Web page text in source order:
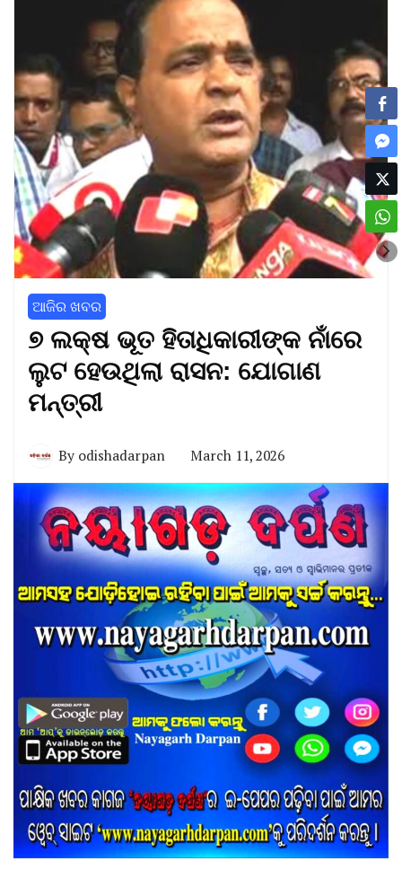
ଆଜିର ଖବର
୭ ଲକ୍ଷ ଭୂତ ହିତାଧିକାରୀଙ୍କ ନାଁରେ
ଲୁଟ ହେଉଥିଲା ରାସନ: ଯୋଗାଣ
ମନ୍ତ୍ରୀ
By odishadarpan March 11, 2026